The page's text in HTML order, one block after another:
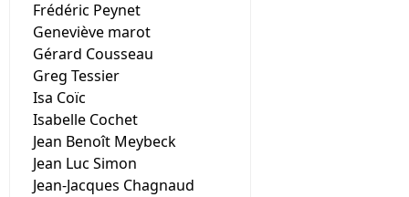
Frédéric Peynet
Geneviève marot
Gérard Cousseau
Greg Tessier
Isa Coïc
Isabelle Cochet
Jean Benoît Meybeck
Jean Luc Simon
Jean-Jacques Chagnaud